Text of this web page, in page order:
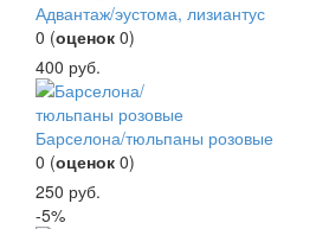
Адвантаж/эустома, лизиантус
0 (оценок 0)
400 руб.
Барселона/тюльпаны розовые
0 (оценок 0)
250 руб.
-5%